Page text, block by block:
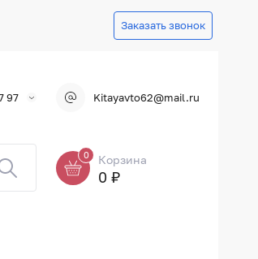
Заказать звонок
97 Kitayavto62@mail.ru
0 Корзина
0 ₽